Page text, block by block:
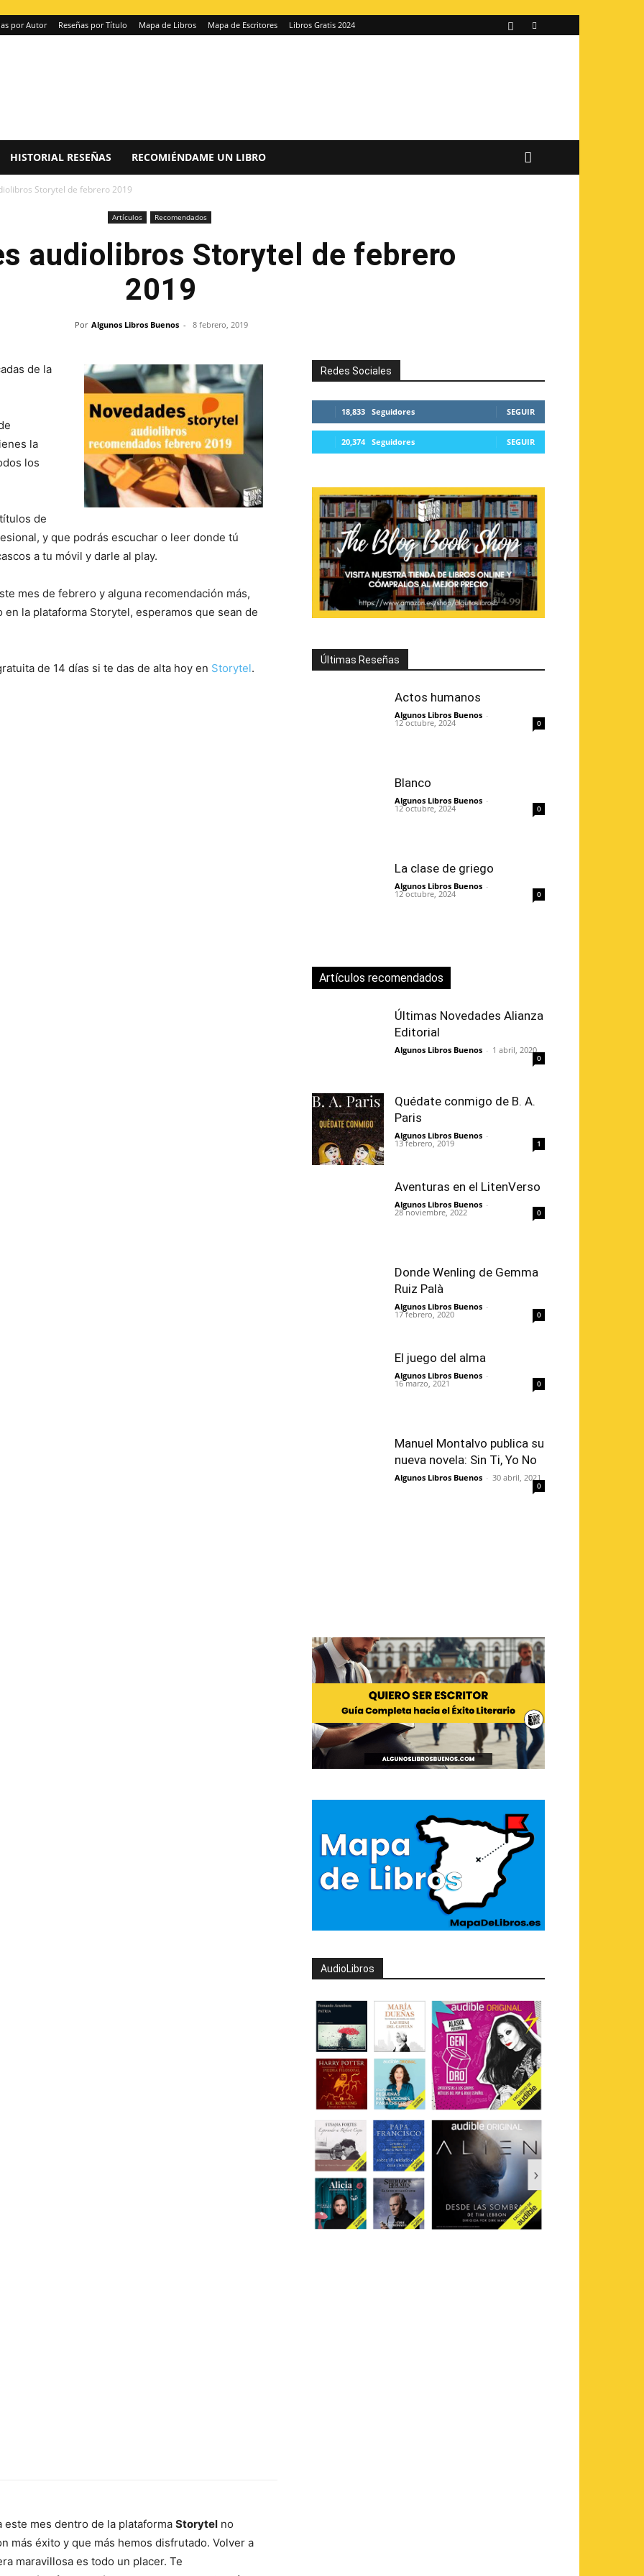
por Autor Reseñas por Título Mapa de Libros Mapa de Escritores Libros Gratis 2024
HISTORIAL RESEÑAS RECOMIÉNDAME UN LIBRO
Storytel de febrero 2019
Artículos Recomendados
audiolibros Storytel de febrero
2019
Por Algunos Libros Buenos - 8 febrero, 2019
de la
la
los
de
y que podrás escuchar o leer donde tú
a tu móvil y darle al play.
mes de febrero y alguna recomendación más,
la plataforma Storytel, esperamos que sean de
de 14 días si te das de alta hoy en Storytel.
mes dentro de la plataforma Storytel no
más éxito y que más hemos disfrutado. Volver a
maravillosa es todo un placer. Te
Redes Sociales
18,833 Seguidores SEGUIR
20,374 Seguidores SEGUIR
Últimas Reseñas
Actos humanos
Algunos Libros Buenos -
12 octubre, 2024 0
Blanco
Algunos Libros Buenos -
12 octubre, 2024 0
La clase de griego
Algunos Libros Buenos -
12 octubre, 2024 0
Artículos recomendados
Últimas Novedades Alianza
Editorial
Algunos Libros Buenos - 1 abril, 2020
0
Quédate conmigo de B. A.
Paris
Algunos Libros Buenos -
13 febrero, 2019 1
Aventuras en el LitenVerso
Algunos Libros Buenos -
28 noviembre, 2022 0
Donde Wenling de Gemma
Ruiz Palà
Algunos Libros Buenos -
17 febrero, 2020 0
El juego del alma
Algunos Libros Buenos -
16 marzo, 2021 0
Manuel Montalvo publica su
nueva novela: Sin Ti, Yo No
Algunos Libros Buenos - 30 abril, 2021
0
AudioLibros